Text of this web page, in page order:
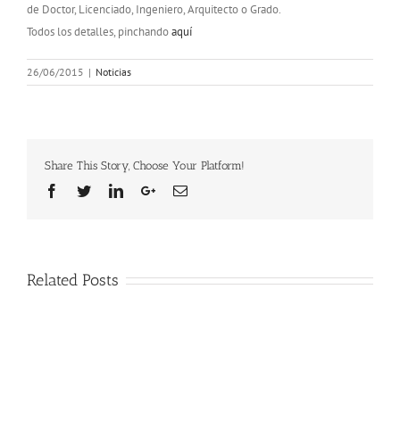
de Doctor, Licenciado, Ingeniero, Arquitecto o Grado.
Todos los detalles, pinchandoaquí
26/06/2015 | Noticias
Share This Story, Choose Your Platform!
Facebook
TwitterLinkedinGoogle+Email
Related Posts